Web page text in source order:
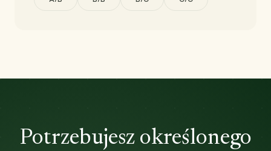
Potrzebujesz określonego